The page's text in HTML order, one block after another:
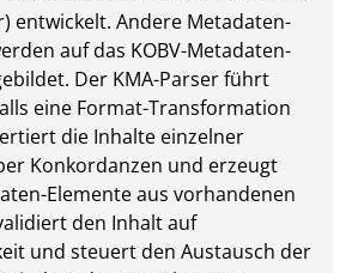
entwickelt. Andere Metadaten-
auf das KOBV-Metadaten-
Der KMA-Parser führt
eine Format-Transformation
die Inhalte einzelner
Konkordanzen und erzeugt
Elemente aus vorhandenen
den Inhalt auf
und steuert den Austausch der